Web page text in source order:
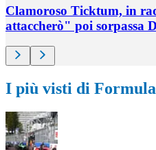
Clamoroso Ticktum, in
attaccherò" poi sorpassa
I più visti di